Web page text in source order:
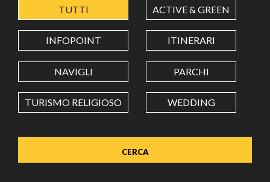
LATITUDINE
LONGITUDINE
Value in decimal degrees. Use dot (.) as decimal separator.
TUTTI ACTIVE & GREEN
INFOPOINT ITINERARI
NAVIGLI PARCHI
TURISMO RELIGIOSO WEDDING